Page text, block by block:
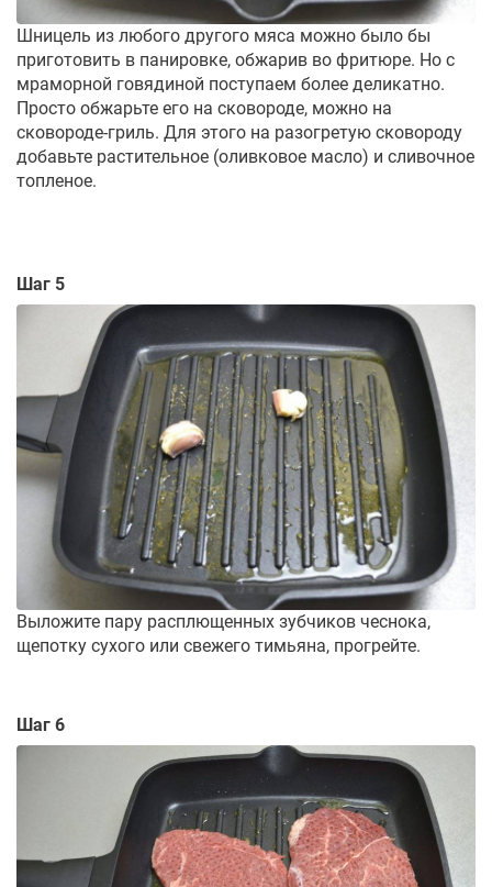
Шницель из любого другого мяса можно было бы
приготовить в панировке, обжарив во фритюре. Но с
мраморной говядиной поступаем более деликатно.
Просто обжарьте его на сковороде, можно на
сковороде-гриль. Для этого на разогретую сковороду
добавьте растительное (оливковое масло) и сливочное
топленое.
Шаг 5
Выложите пару расплющенных зубчиков чеснока,
щепотку сухого или свежего тимьяна, прогрейте.
Шаг 6